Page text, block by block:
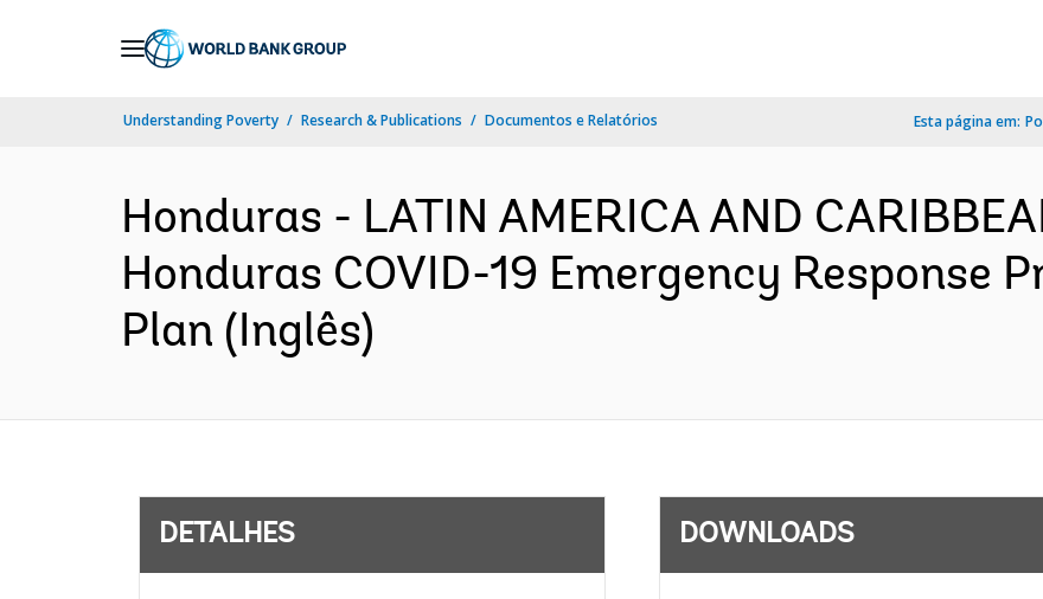
Understanding Poverty Research & Publications Documentos e Relatórios Esta página em:
Honduras - LATIN AMERICA AND
Honduras COVID-19 Emergency Response
Plan (Inglês)
DETALHES DOWNLOADS